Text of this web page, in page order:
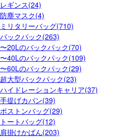
レギンス(24)
防塵マスク(4)
ミリタリーバッグ(710)
バックパック(263)
〜20Lのバックパック(70)
〜40Lのバックパック(109)
〜60Lのバックパック(29)
超大型バックパック(23)
ハイドレーションキャリア(37)
手提げカバン(39)
ボストンバッグ(29)
トートバッグ(12)
肩掛けかばん(203)